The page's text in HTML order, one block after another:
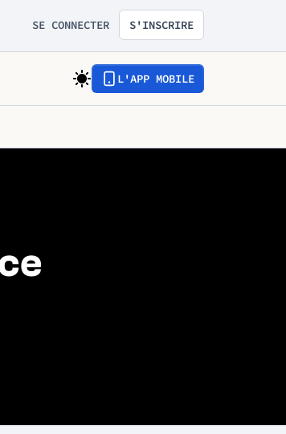
SE CONNECTER S'INSCRIRE
L'APP MOBILE